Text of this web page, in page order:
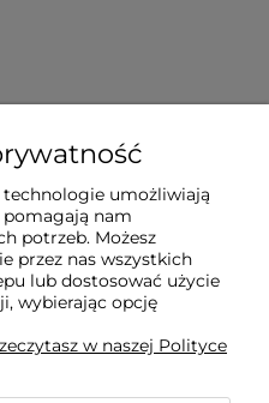
umożliwiają
pomagają nam
potrzeb. Możesz
przez nas wszystkich
lub dostosować użycie
wybierając opcję
w naszej Polityce